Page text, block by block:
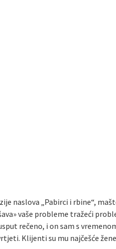
naslova „Pabirci i rbine“,
vaše probleme tražeći
rečeno, i on sam s
Klijenti su mu najčešće